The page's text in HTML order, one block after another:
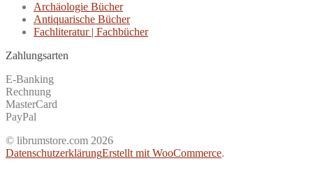
Archäologie Bücher
Antiquarische Bücher
Fachliteratur | Fachbücher
Zahlungsarten
E-Banking
Rechnung
MasterCard
PayPal
© librumstore.com 2026
DatenschutzerklärungErstellt mit WooCommerce.